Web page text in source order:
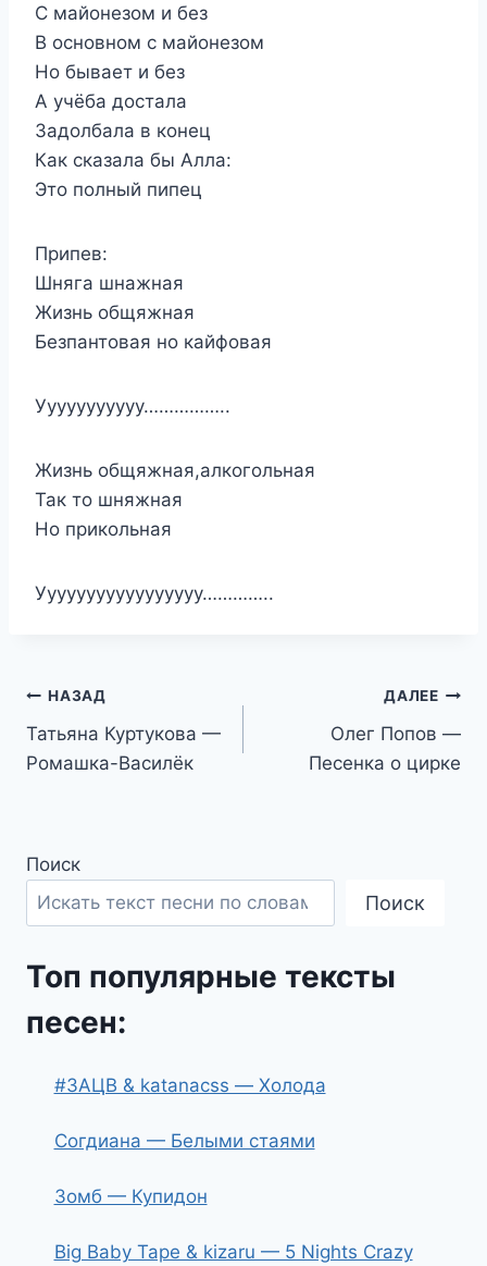
С майонезом и без
В основном с майонезом
Но бывает и без
А учёба достала
Задолбала в конец
Как сказала бы Алла:
Это полный пипец
Припев:
Шняга шнажная
Жизнь общяжная
Безпантовая но кайфовая
Ууууууууууу……………..
Жизнь общяжная,алкогольная
Так то шняжная
Но прикольная
Ууууууууууууууууу…………..
Навигация
по
НАЗАД
Татьяна Куртукова —
Ромашка-Василёк
ДАЛЕЕ
Олег Попов —
Песенка о цирке
Поиск
Поиск
Топ популярные тексты
песен:
#ЗАЦВ & katanacss — Холода
Согдиана — Белыми стаями
Зомб — Купидон
Big Baby Tape & kizaru — 5 Nights Crazy